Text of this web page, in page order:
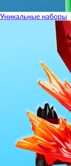
Уникальные наборы